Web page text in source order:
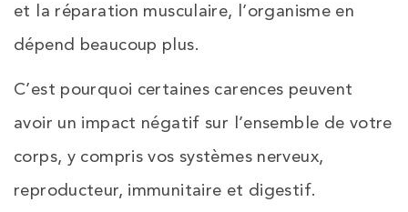
et la réparation musculaire, l’organisme en
dépend beaucoup plus.
C’est pourquoi certaines carences peuvent
avoir un impact négatif sur l’ensemble de votre
corps, y compris vos systèmes nerveux,
reproducteur, immunitaire et digestif.